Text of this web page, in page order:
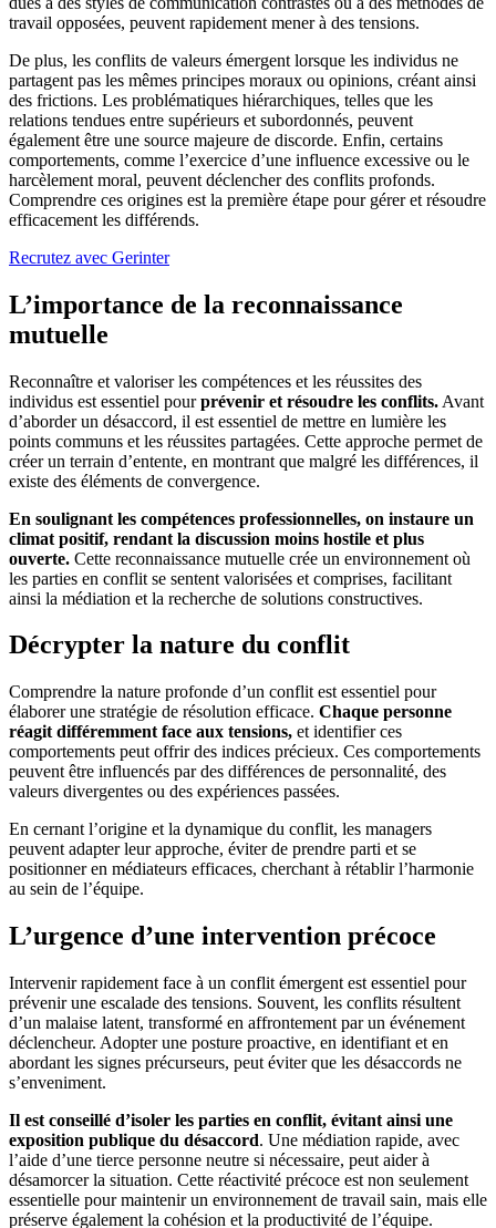
travail opposées, peuvent rapidement mener à des tensions.
De plus, les conflits de valeurs émergent lorsque les individus ne
partagent pas les mêmes principes moraux ou opinions, créant ainsi
des frictions. Les problématiques hiérarchiques, telles que les
relations tendues entre supérieurs et subordonnés, peuvent
également être une source majeure de discorde. Enfin, certains
comportements, comme l’exercice d’une influence excessive ou le
harcèlement moral, peuvent déclencher des conflits profonds.
Comprendre ces origines est la première étape pour gérer et résoudre
efficacement les différends.
Recrutez avec Gerinter
L’importance de la reconnaissance
mutuelle
Reconnaître et valoriser les compétences et les réussites des
individus est essentiel pourprévenir et résoudre les conflits. Avant
d’aborder un désaccord, il est essentiel de mettre en lumière les
points communs et les réussites partagées. Cette approche permet de
créer un terrain d’entente, en montrant que malgré les différences, il
existe des éléments de convergence.
En soulignant les compétences professionnelles, on instaure un
climat positif, rendant la discussion moins hostile et plus
ouverte. Cette reconnaissance mutuelle crée un environnement où
les parties en conflit se sentent valorisées et comprises, facilitant
ainsi la médiation et la recherche de solutions constructives.
Décrypter la nature du conflit
Comprendre la nature profonde d’un conflit est essentiel pour
élaborer une stratégie de résolution efficace. Chaque personne
réagit différemment face aux tensions, et identifier ces
comportements peut offrir des indices précieux. Ces comportements
peuvent être influencés par des différences de personnalité, des
valeurs divergentes ou des expériences passées.
En cernant l’origine et la dynamique du conflit, les managers
peuvent adapter leur approche, éviter de prendre parti et se
positionner en médiateurs efficaces, cherchant à rétablir l’harmonie
au sein de l’équipe.
L’urgence d’une intervention précoce
Intervenir rapidement face à un conflit émergent est essentiel pour
prévenir une escalade des tensions. Souvent, les conflits résultent
d’un malaise latent, transformé en affrontement par un événement
déclencheur. Adopter une posture proactive, en identifiant et en
abordant les signes précurseurs, peut éviter que les désaccords ne
s’enveniment.
Il est conseillé d’isoler les parties en conflit, évitant ainsi une
exposition publique du désaccord. Une médiation rapide, avec
l’aide d’une tierce personne neutre si nécessaire, peut aider à
désamorcer la situation. Cette réactivité précoce est non seulement
essentielle pour maintenir un environnement de travail sain, mais elle
préserve également la cohésion et la productivité de l’équipe.